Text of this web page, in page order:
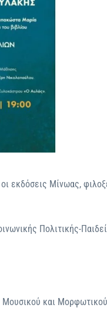
εκδόσεις Μίνωας,
Πολιτικής-
και